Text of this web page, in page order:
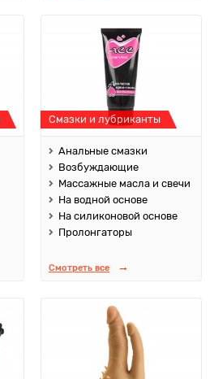
Смазки и лубриканты
Анальные смазки
Возбуждающие
Массажные масла и свечи
На водной основе
На силиконовой основе
Пролонгаторы
Смотреть все